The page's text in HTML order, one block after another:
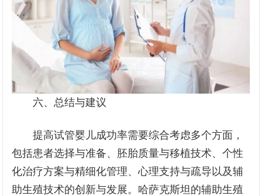
六、总结与建议
提高试管婴儿成功率需要综合考虑多个方面，
包括患者选择与准备、胚胎质量与移植技术、个性
化治疗方案与精细化管理、心理支持与疏导以及辅
助生殖技术的创新与发展。哈萨克斯坦的辅助生殖